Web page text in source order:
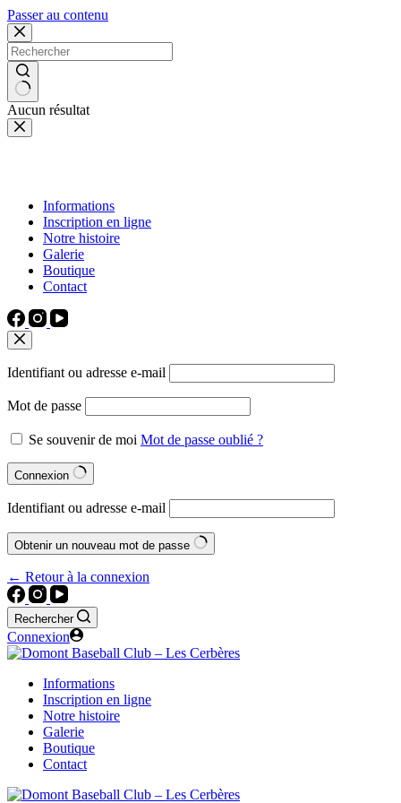
Passer au contenu
Aucun résultat
Informations
Inscription en ligne
Notre histoire
Galerie
Boutique
Contact
Identifiant ou adresse e-mail
Mot de passe
Se souvenir de moi Mot de passe oublié ?
Connexion
Identifiant ou adresse e-mail
Obtenir un nouveau mot de passe
← Retour à la connexion
Rechercher
Connexion
Informations
Inscription en ligne
Notre histoire
Galerie
Boutique
Contact